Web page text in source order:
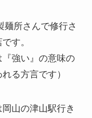
麺所さんで修行さ
す。
強い』の意味の
る方言です）
山の津山駅行き